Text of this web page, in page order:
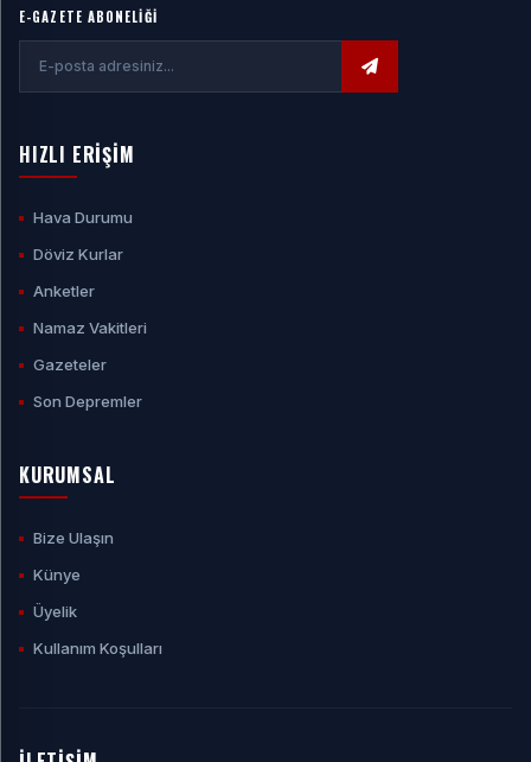
E-GAZETE ABONELİĞİ
HIZLI ERİŞİM
Hava Durumu
Döviz Kurlar
Anketler
Namaz Vakitleri
Gazeteler
Son Depremler
KURUMSAL
Bize Ulaşın
Künye
Üyelik
Kullanım Koşulları